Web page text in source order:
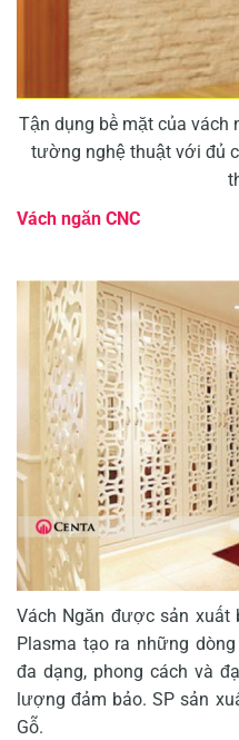
Tận dụng bề mặt của vách
tường nghệ thuật với đủ
Vách ngăn CNC
Vách Ngăn được sản xuất
Plasma tạo ra những
đa dạng, phong cách và
lượng đảm bảo. SP sản
Gỗ.